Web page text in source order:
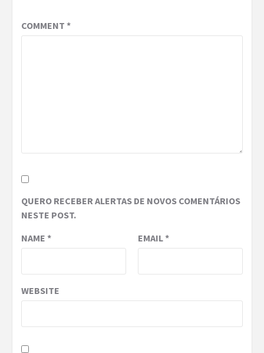
COMMENT *
QUERO RECEBER ALERTAS DE NOVOS COMENTÁRIOS
NESTE POST.
NAME * EMAIL*
WEBSITE